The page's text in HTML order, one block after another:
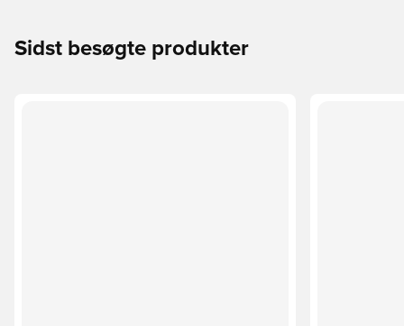
Sidst besøgte produkter